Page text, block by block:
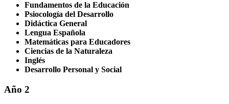
Fundamentos de la Educación
Psiocología del Desarrollo
Didáctica General
Lengua Española
Matemáticas para Educadores
Ciencias de la Naturaleza
Inglés
Desarrollo Personal y Social
Año 2